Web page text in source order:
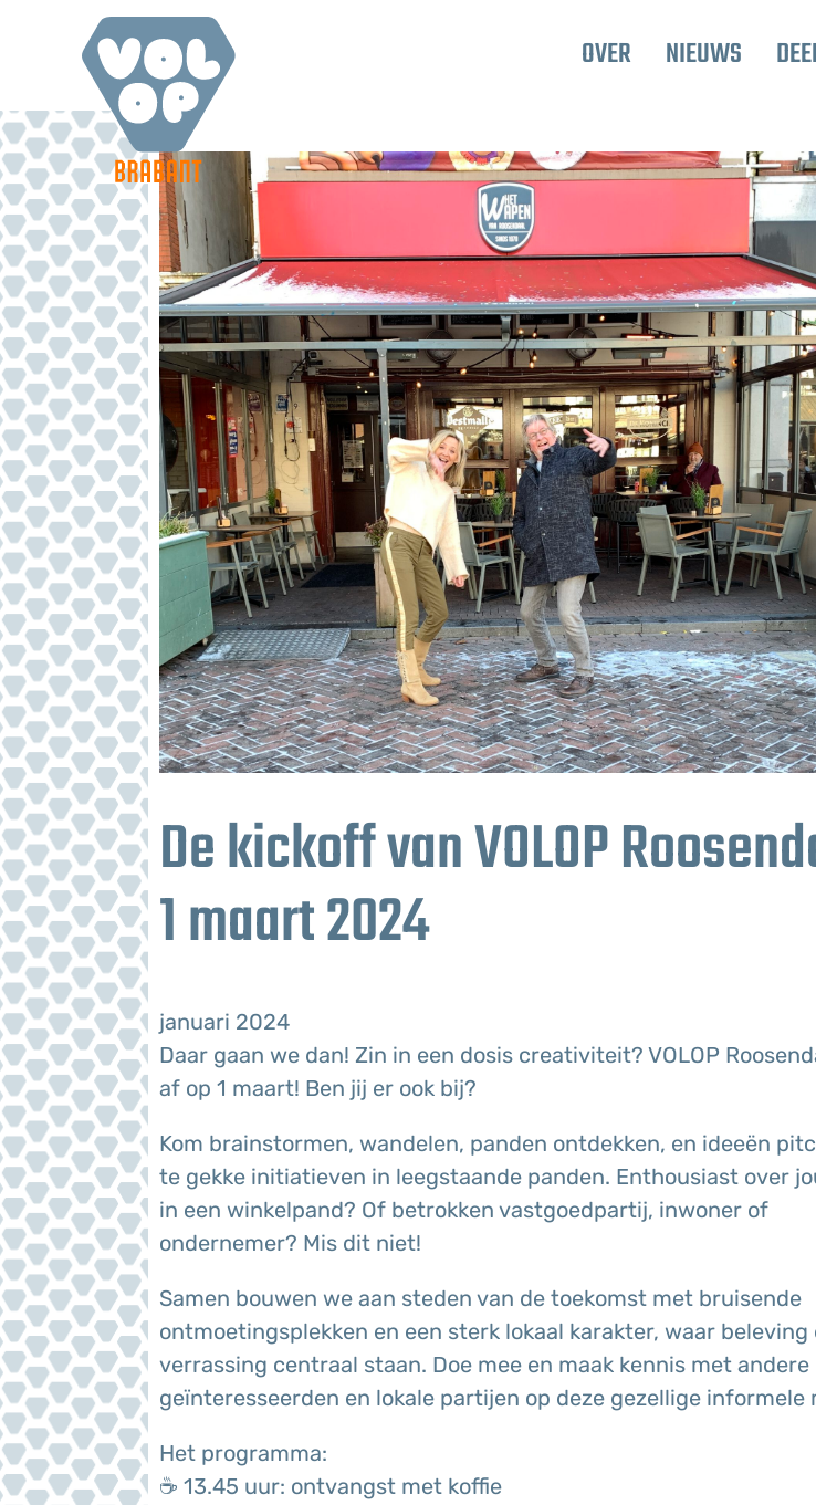
OVER NIEUWS
De kickoff van VOLOP
1 maart 2024
januari 2024
Daar gaan we dan! Zin in een dosis creativiteit? VOLOP
af op 1 maart! Ben jij er ook bij?
Kom brainstormen, wandelen, panden ontdekken, en ideeën
te gekke initiatieven in leegstaande panden. Enthousiast over
in een winkelpand? Of betrokken vastgoedpartij, inwoner of
ondernemer? Mis dit niet!
Samen bouwen we aan steden van de toekomst met bruisende
ontmoetingsplekken en een sterk lokaal karakter, waar beleving
verrassing centraal staan. Doe mee en maak kennis met andere
geïnteresseerden en lokale partijen op deze gezellige informele
Het programma:
☕️ 13.45 uur: ontvangst met koffie